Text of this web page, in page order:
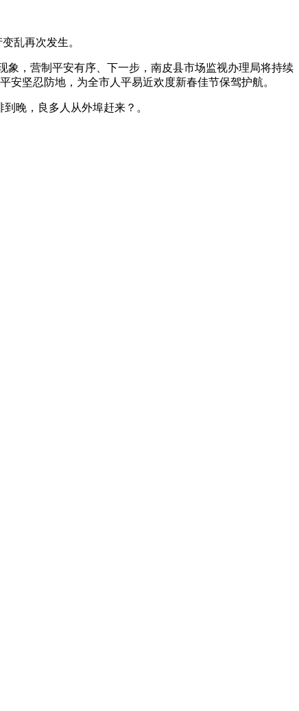
乱再次发生。
，营制平安有序、下一步，南皮县市场监视办理局将持续
坚忍防地，为全市人平易近欢度新春佳节保驾护航。
晚，良多人从外埠赶来？。